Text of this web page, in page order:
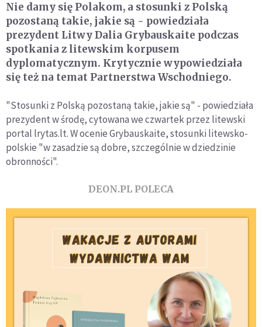
Nie damy się Polakom, a stosunki z Polską
pozostaną takie, jakie są - powiedziała
prezydent Litwy Dalia Grybauskaite podczas
spotkania z litewskim korpusem
dyplomatycznym. Krytycznie wypowiedziała
się też na temat Partnerstwa Wschodniego.
"Stosunki z Polską pozostaną takie, jakie są" - powiedziała
prezydent w środę, cytowana we czwartek przez litewski
portal lrytas.lt. W ocenie Grybauskaite, stosunki litewsko-
polskie "w zasadzie są dobre, szczególnie w dziedzinie
obronności".
DEON.PL POLECA